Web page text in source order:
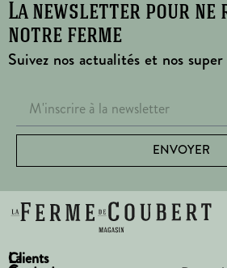
La newsletter pour ne
notre ferme
Suivez nos actualités et nos
ENVOYER
La
Clients